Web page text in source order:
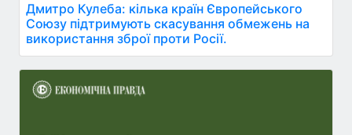
Дмитро Кулеба: кілька країн Європейського
Союзу підтримують скасування обмежень на
використання зброї проти Росії.